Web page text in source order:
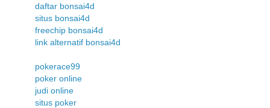
daftar bonsai4d
situs bonsai4d
freechip bonsai4d
link alternatif bonsai4d
pokerace99
poker online
judi online
situs poker